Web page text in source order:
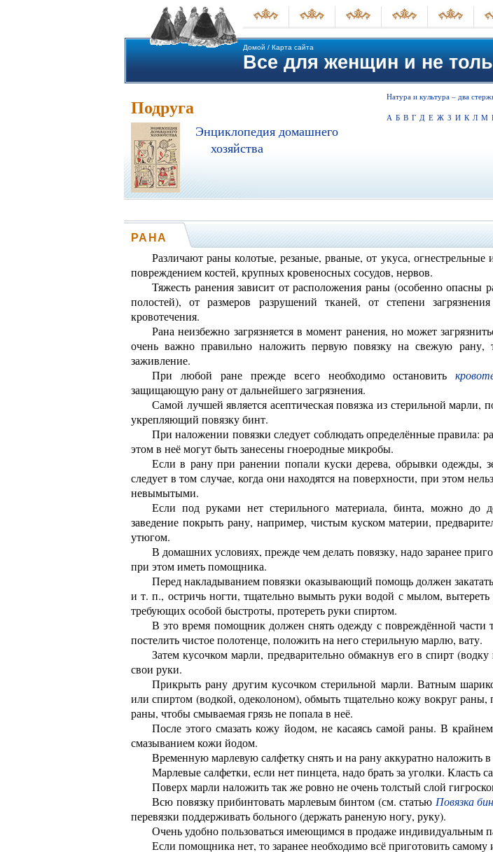
Домой / Карта сайта
Все для женщин и не
Подруга
Энциклопедия домашнего
хозяйства
Натура и культура – два
А Б В Г Д Е Ж З И К Л М
РАНА
Различают раны колотые, резаные, рваные, от укуса, огнестрельные
повреждением костей, крупных кровеносных сосудов, нервов.
Тяжесть ранения зависит от расположения раны (особенно
полостей), от размеров разрушений тканей, от степени
кровотечения.
Рана неизбежно загрязняется в момент ранения, но может
очень важно правильно наложить первую повязку на свежую рану,
заживление.
При любой ране прежде всего необходимо остановить
защищающую рану от дальнейшего загрязнения.
Самой лучшей является асептическая повязка из стерильной марли,
укрепляющий повязку бинт.
При наложении повязки следует соблюдать определённые правила:
этом в неё могут быть занесены гноеродные микробы.
Если в рану при ранении попали куски дерева, обрывки одежды,
следует в том случае, когда они находятся на поверхности, при этом
невымытыми.
Если под руками нет стерильного материала, бинта, можно до
заведение покрыть рану, например, чистым куском материи,
утюгом.
В домашних условиях, прежде чем делать повязку, надо заранее
при этом иметь помощника.
Перед накладыванием повязки оказывающий помощь должен
и т. п., остричь ногти, тщательно вымыть руки водой с мылом,
требующих особой быстроты, протереть руки спиртом.
В это время помощник должен снять одежду с повреждённой части
постелить чистое полотенце, положить на него стерильную марлю, вату.
Затем кусочком марли, предварительно обмакнув его в спирт
свои руки.
Прикрыть рану другим кусочком стерильной марли. Ватным
или спиртом (водкой, одеколоном), обмыть тщательно кожу вокруг раны,
раны, чтобы смываемая грязь не попала в неё.
После этого смазать кожу йодом, не касаясь самой раны. В
смазыванием кожи йодом.
Временную марлевую салфетку снять и на рану аккуратно наложить
Марлевые салфетки, если нет пинцета, надо брать за уголки. Класть
Поверх марли наложить так же ровно не очень толстый слой
Всю повязку прибинтовать марлевым бинтом (см. статью Повязка
перевязки поддерживать больного (держать раненую ногу, руку).
Очень удобно пользоваться имеющимся в продаже индивидуальным
Если помощника нет, то заранее необходимо всё приготовить